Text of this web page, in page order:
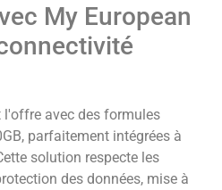
My European
l'offre avec des formules
parfaitement intégrées à
solution respecte les
des données, mise à